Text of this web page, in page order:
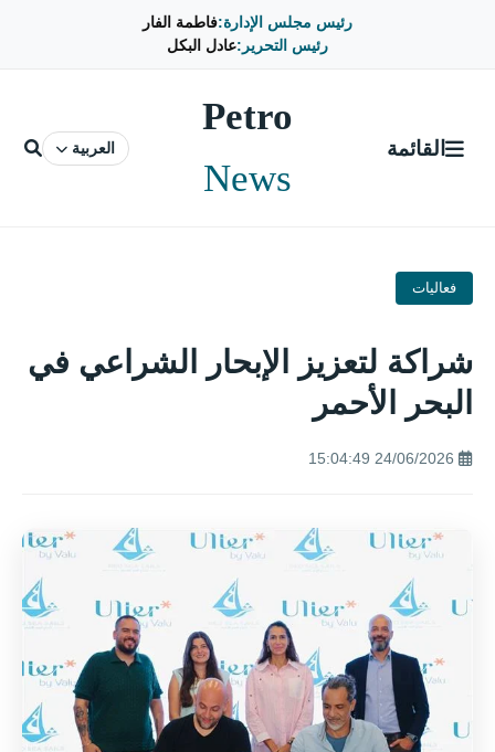
رئيس مجلس الإدارة:فاطمة الفار
رئيس التحرير:عادل البكل
القائمة
Petro
News
العربية
فعاليات
شراكة لتعزيز الإبحار الشراعي في
البحر الأحمر